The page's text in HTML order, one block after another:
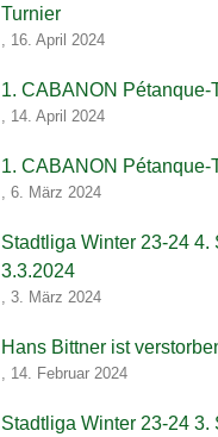
Turnier
, 16. April 2024
1. CABANON Pétanque-
, 14. April 2024
1. CABANON Pétanque-
, 6. März 2024
Stadtliga Winter 23-24 4.
3.3.2024
, 3. März 2024
Hans Bittner ist
, 14. Februar 2024
Stadtliga Winter 23-24 3.